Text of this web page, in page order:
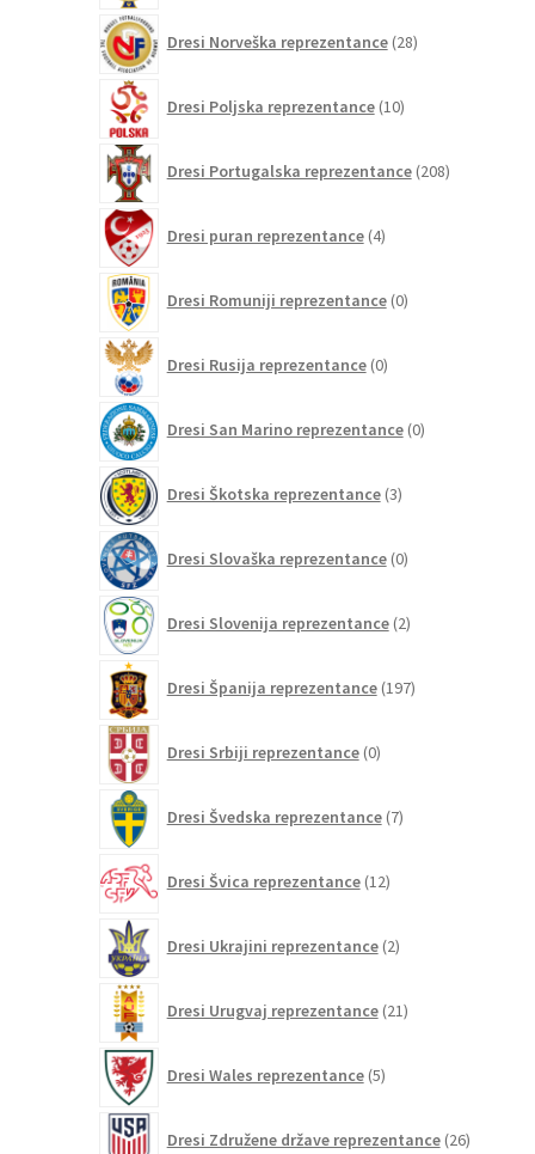
Dresi Norveška reprezentance 28izdelkov
Dresi Poljska reprezentance 10izdelkov
Dresi Portugalska reprezentance 208izdelkov
Dresi puran reprezentance 4izdelki
Dresi Romuniji reprezentance 0izdelkov
Dresi Rusija reprezentance 0izdelkov
Dresi San Marino reprezentance 0izdelkov
Dresi Škotska reprezentance 3izdelki
Dresi Slovaška reprezentance 0izdelkov
Dresi Slovenija reprezentance 2izdelka
Dresi Španija reprezentance 197izdelkov
Dresi Srbiji reprezentance 0izdelkov
Dresi Švedska reprezentance 7izdelkov
Dresi Švica reprezentance 12izdelkov
Dresi Ukrajini reprezentance 2izdelka
Dresi Urugvaj reprezentance 21izdelkov
Dresi Wales reprezentance 5izdelkov
Dresi Združene države reprezentance 26